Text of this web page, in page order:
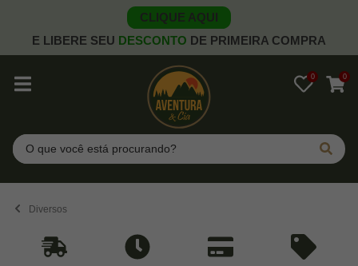
CLIQUE AQUI
E LIBERE SEU DESCONTO DE PRIMEIRA COMPRA
0 0
Pesquisar
Diversos